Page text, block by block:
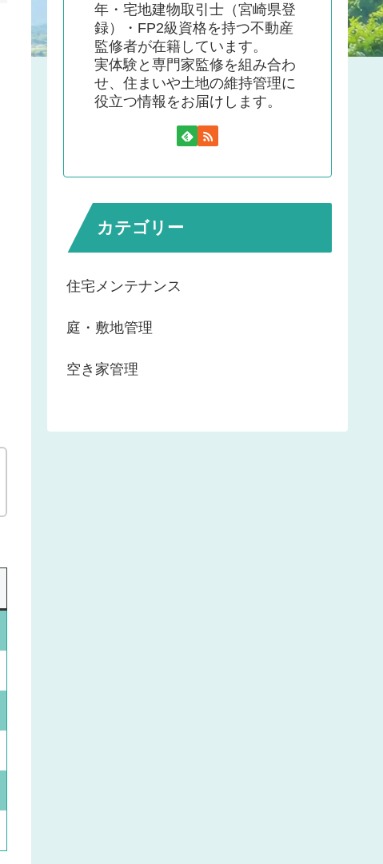
年・宅地建物取引士（宮崎県登
録）・FP2級資格を持つ不動産
監修者が在籍しています。
実体験と専門家監修を組み合わ
せ、住まいや土地の維持管理に
役立つ情報をお届けします。
カテゴリー
住宅メンテナンス
庭・敷地管理
空き家管理